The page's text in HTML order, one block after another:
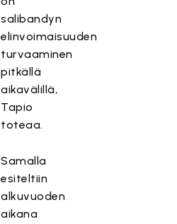
salibandyn
elinvoimaisuuden
turvaaminen
pitkällä
aikavälillä,
Tapio
toteaa.
Samalla
esiteltiin
alkuvuoden
aikana